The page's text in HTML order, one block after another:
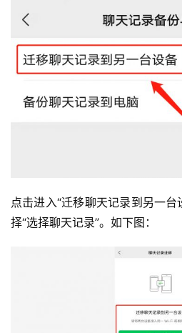
点击进入“迁移聊天记录到另一
择“选择聊天记录”。如下图：